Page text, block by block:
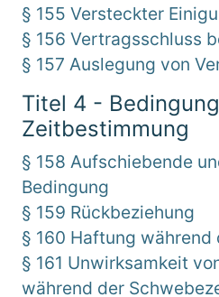
§ 155 Versteckter
§ 156 Vertragsschluss
§ 157 Auslegung von
Titel 4 -
Zeitbestimmung
§ 158 Aufschiebende
Bedingung
§ 159 Rückbeziehung
§ 160 Haftung
§ 161 Unwirksamkeit
während der